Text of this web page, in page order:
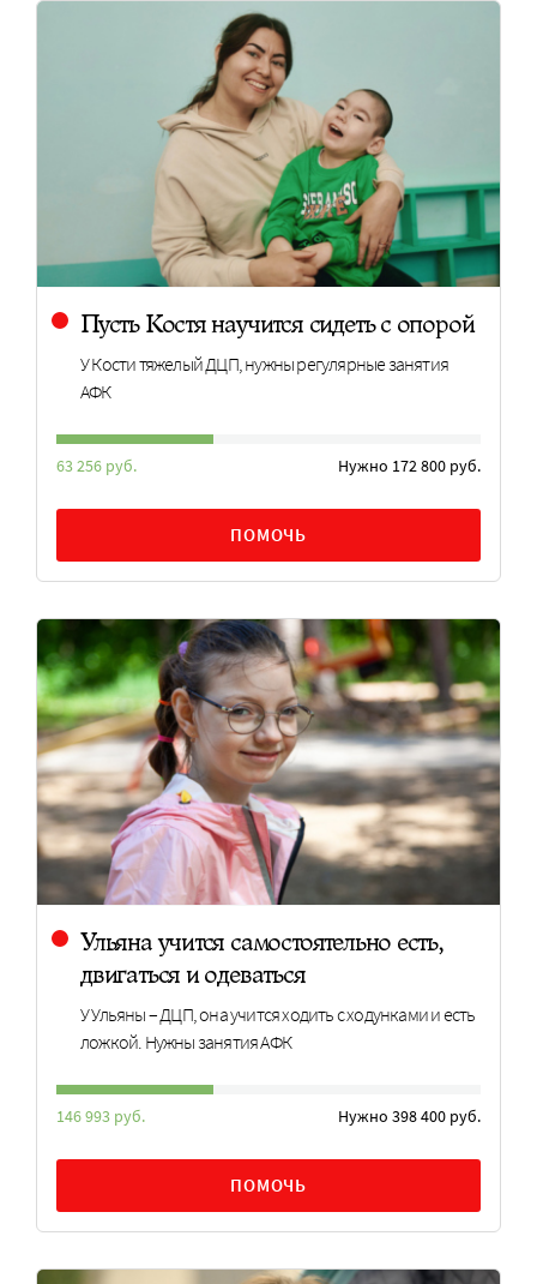
Пусть Костя научится сидеть с опорой
У Кости тяжелый ДЦП, нужны регулярные занятия
АФК
63 256 руб. Нужно 172 800 руб.
ПОМОЧЬ
Ульяна учится самостоятельно есть,
двигаться и одеваться
У Ульяны – ДЦП, она учится ходить с ходунками и есть
ложкой. Нужны занятия АФК
146 993 руб. Нужно 398 400 руб.
ПОМОЧЬ